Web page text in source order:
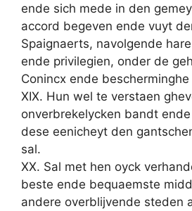
ende sich mede in den
accord begeven ende vuyt
Spaignaerts, navolgende
ende privilegien, onder de
Conincx ende
XIX. Hun wel te verstaen
onverbrekelycken bandt
dese eenicheyt den
sal.
XX. Sal met hen oyck
beste ende bequaemste
andere overblijvende steden